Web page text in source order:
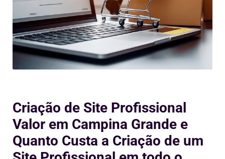
Criação de Site Profissional
Valor em Campina Grande e
Quanto Custa a Criação de um